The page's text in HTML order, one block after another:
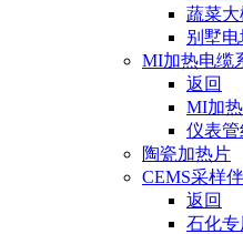
蔬菜
别墅
MI加热电缆
返回
MI加
仪表
陶瓷加热片
CEMS采样
返回
石化